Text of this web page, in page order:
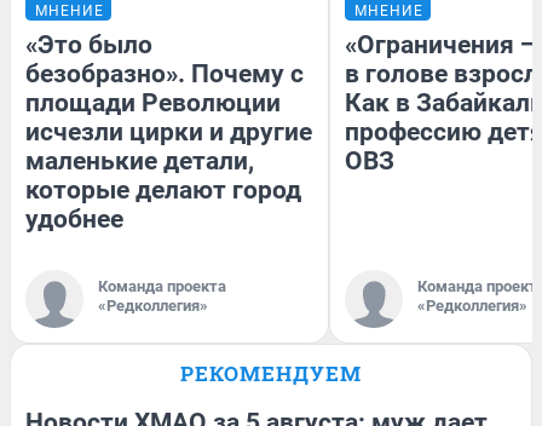
МНЕНИЕ
«Это было
безобразно». Почему с
площади Революции
исчезли цирки и другие
маленькие детали,
которые делают город
удобнее
Команда проекта
«Редколлегия»
МНЕНИЕ
«Ограничения
в голове
Как в
профессию
ОВЗ
Команда
«Редколлегия»
РЕКОМЕНДУЕМ